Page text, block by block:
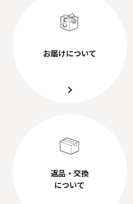
お届けについて
返品・交換
について